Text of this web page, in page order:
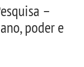
–
poder e